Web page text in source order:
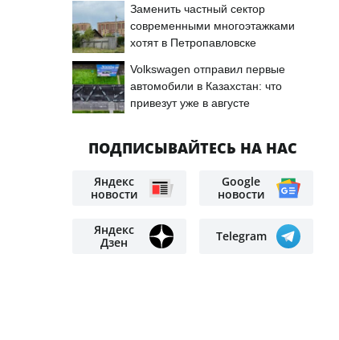
Заменить частный сектор
современными многоэтажками
хотят в Петропавловске
Volkswagen отправил первые
автомобили в Казахстан: что
привезут уже в августе
ПОДПИСЫВАЙТЕСЬ НА НАС
Яндекс
новости
Google
новости
Яндекс
Дзен
Telegram